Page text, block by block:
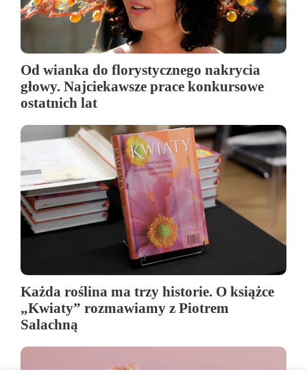
Od wianka do florystycznego nakrycia
głowy. Najciekawsze prace konkursowe
ostatnich lat
Każda roślina ma trzy historie. O książce
„Kwiaty” rozmawiamy z Piotrem
Salachną